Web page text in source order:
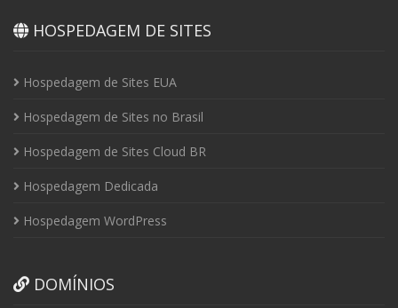
HOSPEDAGEM DE SITES
Hospedagem de Sites EUA
Hospedagem de Sites no Brasil
Hospedagem de Sites Cloud BR
Hospedagem Dedicada
Hospedagem WordPress
DOMÍNIOS